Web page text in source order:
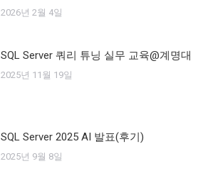
2026년 2월 4일
SQL Server 쿼리 튜닝 실무 교육@계명대
2025년 11월 19일
SQL Server 2025 AI 발표(후기)
2025년 9월 8일